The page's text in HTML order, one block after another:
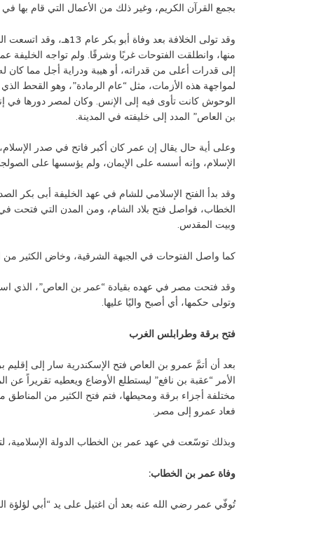
بجمع القرآن الكريم، وغير ذلك من الأعمال التي قام بها
وقد تولى الخلافة بعد
منها، وانطلقت الفتوحات غربًا وشرقًا. ولم تواجه الخليفة
إلى قدرات أعلى من قدراته، أو هيبة ودراية أجل مما كان
لمواجهة هذه الأزمات، مثل “عام الرمادة”، وهو القحط
الوحوش كانت تأوى فيه إلى الإنس. وكان لمصر دورها في
بن العاص” المدد إلى خليفته في المدينة.
وعلى أية حال يقال إن عمر كان أكبر فاتح في صدر
الإسلام، وإنه أسسه على الإيمان، ولم يؤسسها على
وقد بدأ الفتح الإسلامي للشام في عهد الخليفة أبى بكر
الخطاب، فواصل فتح بلاد الشام، ومن المدن التي فتحت
وبيت المقدس.
كما واصل الفتوحات في الجبهة الشرقية، وخاض الكثير
وقد فتحت مصر في عهده بقيادة “عمر بن العاص”، الذي
وتولى حكمها، أي أصبح واليًا عليها.
فتح برقة وطرابلس الغرب
بعد أن أتمَّ عمرو بن العاص فتح الإسكندرية سار إلى إقليم
مختلفة أجزاء برقة ومحيطها، فتم فتح الكثير من
فعاد عمرو إلى مصر.
وبذلك توسّعت في عهد عمر بن الخطاب الدولة
وفاة عمر بن الخطاب:
تُوفّي عمر رضي الله عنه بعد أن اغتيل على يد “أبي لؤلؤة